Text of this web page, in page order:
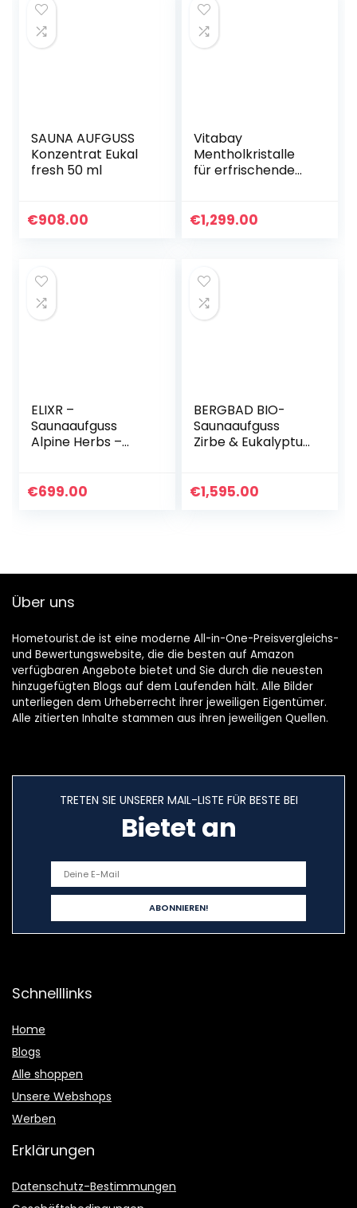
langanhaltender
frischer, kühlender
Duft!
ohne Zusätze –
250 ml
(Latschenkiefer)
SAUNA AUFGUSS
Konzentrat Eukal
fresh 50 ml
€908.00
Vitabay
Mentholkristalle
für erfrischende
Naturrein
€1,299.00
ELIXR –
Saunaaufguss
Alpine Herbs –
Sauna Aufgüsse –
Saunaduft als
Geschenk (50 ml)
€699.00
BERGBAD BIO-
Saunaaufguss
Zirbe & Eukalyptus
Natürlicher Sauna-
€1,595.00
Über uns
Hometourist.de ist eine moderne All-in-One-Preisvergleichs-
und Bewertungswebsite, die die besten auf Amazon
verfügbaren Angebote bietet und Sie durch die neuesten
hinzugefügten Blogs auf dem Laufenden hält. Alle Bilder
unterliegen dem Urheberrecht ihrer jeweiligen Eigentümer.
Alle zitierten Inhalte stammen aus ihren jeweiligen Quellen.
TRETEN SIE UNSERER MAIL-LISTE FÜR BESTE BEI
Bietet an
Schnelllinks
Home
Blogs
Alle shoppen
Unsere Webshops
Werben
Erklärungen
Datenschutz-Bestimmungen